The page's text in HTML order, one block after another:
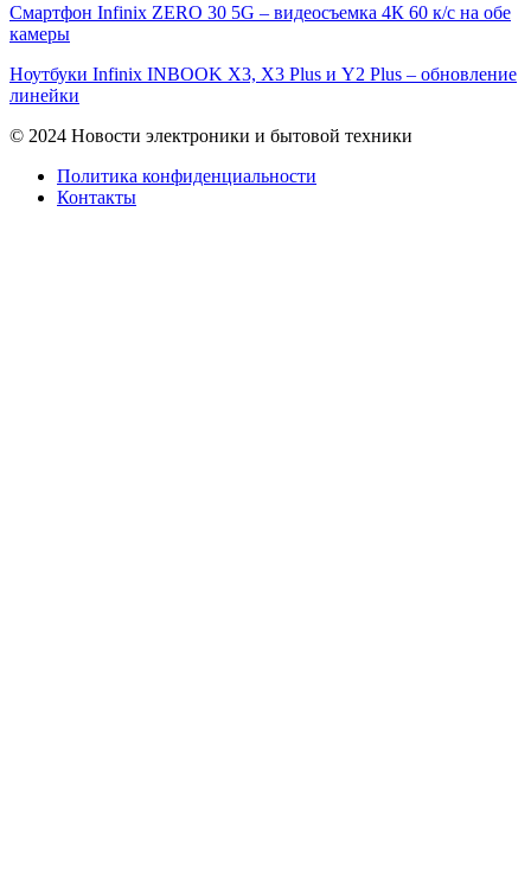
Смартфон Infinix ZERO 30 5G – видеосъемка 4К 60 к/с на обе
камеры
Ноутбуки Infinix INBOOK X3, X3 Plus и Y2 Plus – обновление
линейки
© 2024 Новости электроники и бытовой техники
Политика конфиденциальности
Контакты